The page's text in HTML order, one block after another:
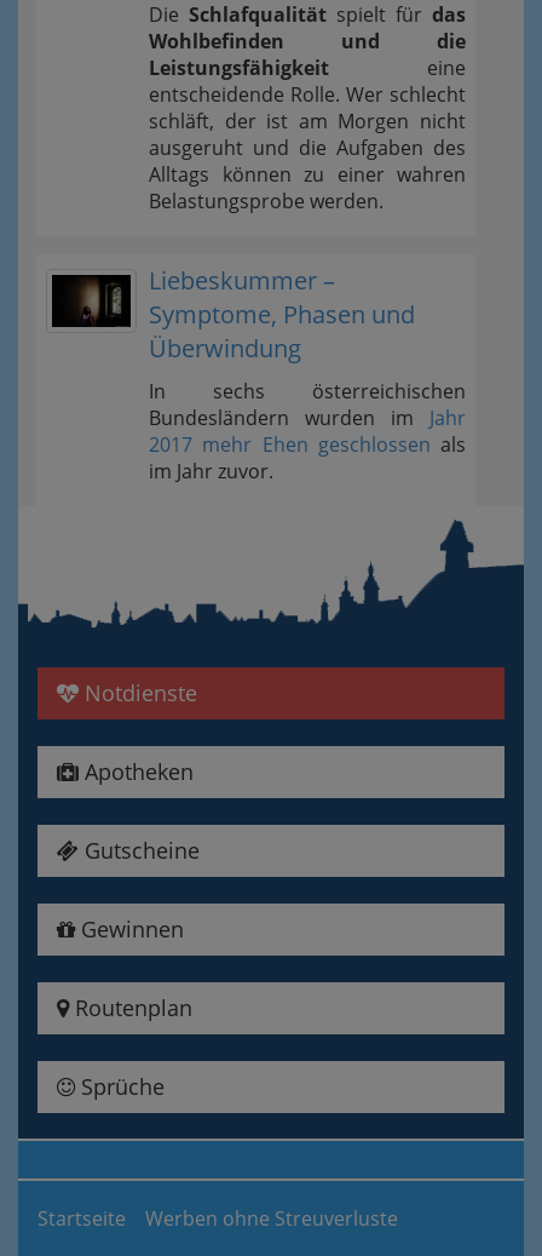
Die Schlafqualität spielt für das
Wohlbefinden und die
Leistungsfähigkeit eine
entscheidende Rolle. Wer schlecht
schläft, der ist am Morgen nicht
ausgeruht und die Aufgaben des
Alltags können zu einer wahren
Belastungsprobe werden.
Liebeskummer –
Symptome, Phasen und
Überwindung
In sechs österreichischen
Bundesländern wurden im Jahr
2017 mehr Ehen geschlossen als
im Jahr zuvor.
Notdienste
Apotheken
Gutscheine
Gewinnen
Routenplan
Sprüche
Startseite Werben ohne Streuverluste